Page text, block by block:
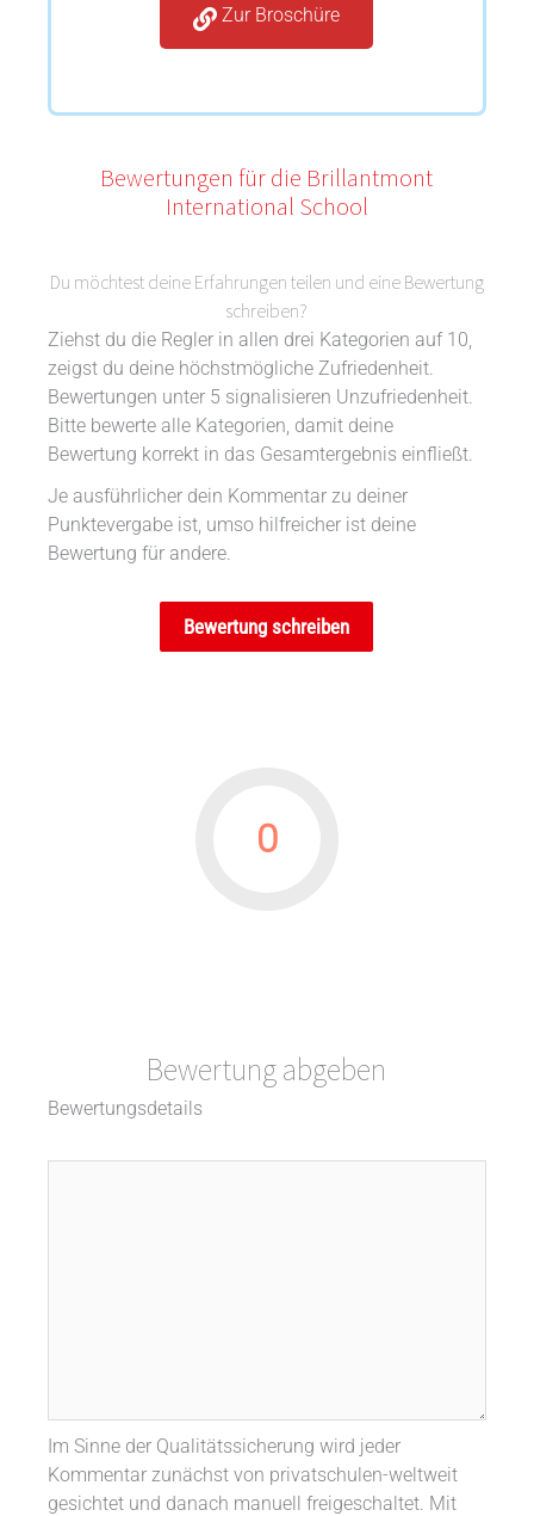
Zur Broschüre
Bewertungen für die Brillantmont
International School
Du möchtest deine Erfahrungen teilen und eine Bewertung
schreiben?
Ziehst du die Regler in allen drei Kategorien auf 10,
zeigst du deine höchstmögliche Zufriedenheit.
Bewertungen unter 5 signalisieren Unzufriedenheit.
Bitte bewerte alle Kategorien, damit deine
Bewertung korrekt in das Gesamtergebnis einfließt.
Je ausführlicher dein Kommentar zu deiner
Punktevergabe ist, umso hilfreicher ist deine
Bewertung für andere.
Bewertung schreiben
0
Bewertung abgeben
Bewertungsdetails
Im Sinne der Qualitätssicherung wird jeder
Kommentar zunächst von privatschulen-weltweit
gesichtet und danach manuell freigeschaltet. Mit